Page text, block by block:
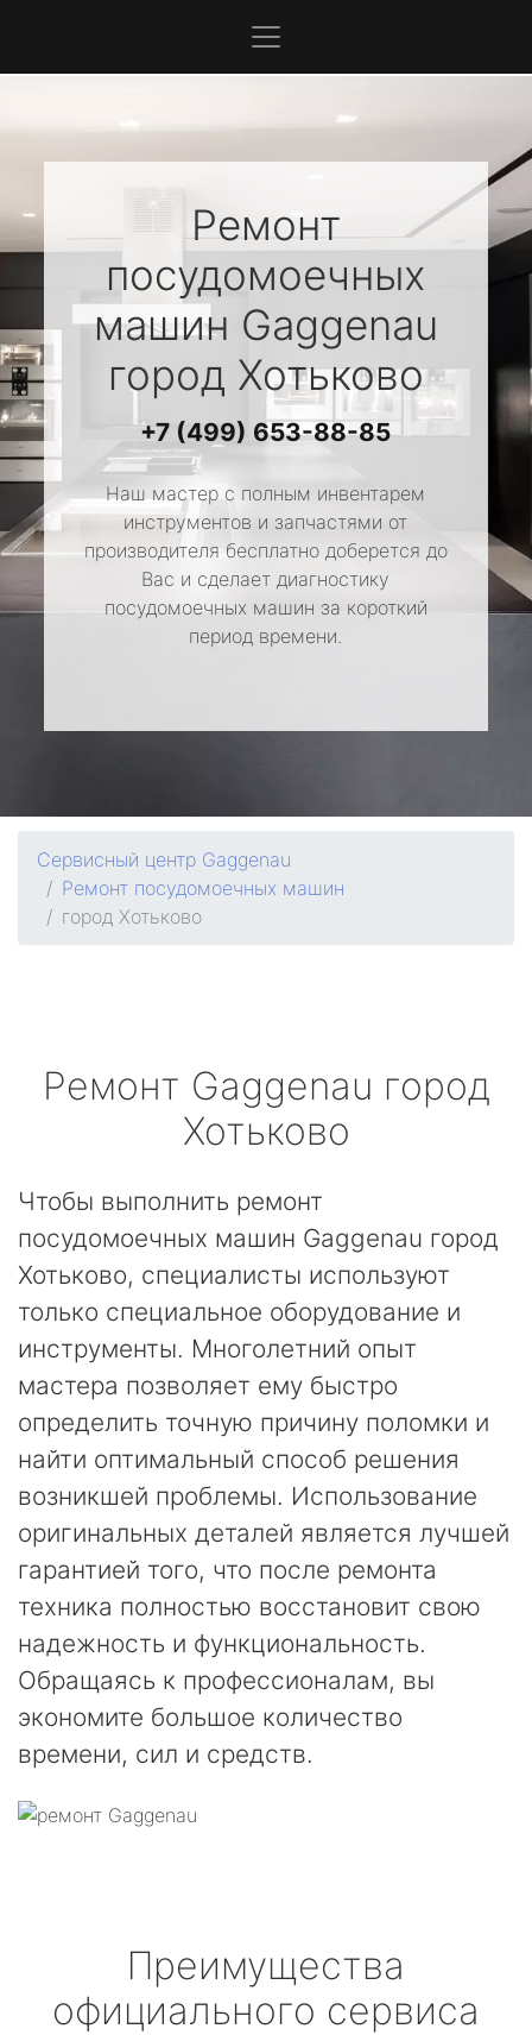
Ремонт
посудомоечных
машин Gaggenau
город Хотьково
+7 (499) 653-88-85
Наш мастер с полным инвентарем
инструментов и запчастями от
производителя бесплатно доберется до
Вас и сделает диагностику
посудомоечных машин за короткий
период времени.
Сервисный центр Gaggenau
Ремонт посудомоечных машин
город Хотьково
Ремонт Gaggenau город
Хотьково
Чтобы выполнить ремонт
посудомоечных машин Gaggenau город
Хотьково, специалисты используют
только специальное оборудование и
инструменты. Многолетний опыт
мастера позволяет ему быстро
определить точную причину поломки и
найти оптимальный способ решения
возникшей проблемы. Использование
оригинальных деталей является лучшей
гарантией того, что после ремонта
техника полностью восстановит свою
надежность и функциональность.
Обращаясь к профессионалам, вы
экономите большое количество
времени, сил и средств.
Преимущества
официального сервиса